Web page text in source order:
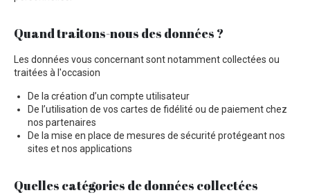
Quand traitons-nous des données ?
Les données vous concernant sont notamment collectées ou
traitées à l'occasion
De la création d’un compte utilisateur
De l’utilisation de vos cartes de fidélité ou de paiement chez
nos partenaires
De la mise en place de mesures de sécurité protégeant nos
sites et nos applications
Quelles catégories de données collectées